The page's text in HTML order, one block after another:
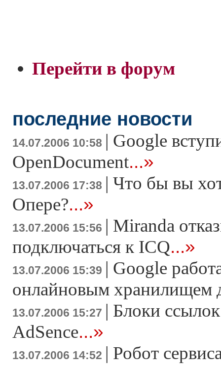
Перейти в форум
последние новости
14.07.2006 10:58 | Google
OpenDocument...»
13.07.2006 17:38 | Что бы вы
Опере?...»
13.07.2006 15:56 | Miranda
подключаться к ICQ...»
13.07.2006 15:39 | Google
онлайновым хранилищем
13.07.2006 15:27 | Блоки
AdSence...»
13.07.2006 14:52 | Робот